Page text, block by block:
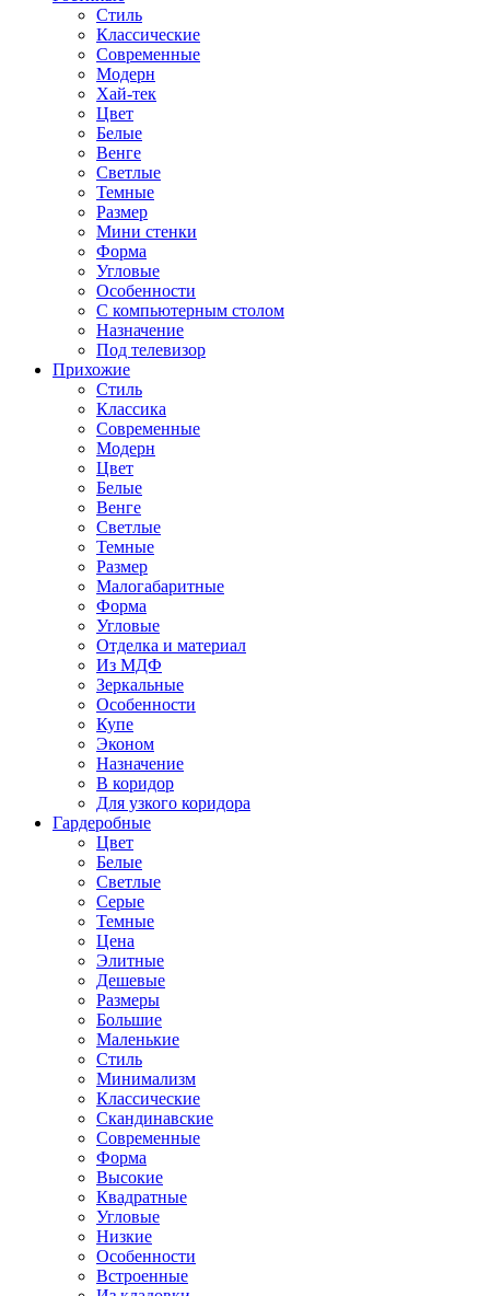
Стиль
Классические
Современные
Модерн
Хай-тек
Цвет
Белые
Венге
Светлые
Темные
Размер
Мини стенки
Форма
Угловые
Особенности
С компьютерным столом
Назначение
Под телевизор
Прихожие
Стиль
Классика
Современные
Модерн
Цвет
Белые
Венге
Светлые
Темные
Размер
Малогабаритные
Форма
Угловые
Отделка и материал
Из МДФ
Зеркальные
Особенности
Купе
Эконом
Назначение
В коридор
Для узкого коридора
Гардеробные
Цвет
Белые
Светлые
Серые
Темные
Цена
Элитные
Дешевые
Размеры
Большие
Маленькие
Стиль
Минимализм
Классические
Скандинавские
Современные
Форма
Высокие
Квадратные
Угловые
Низкие
Особенности
Встроенные